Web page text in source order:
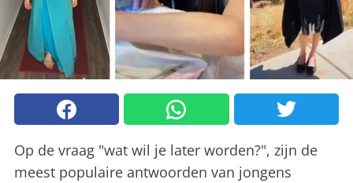
Op de vraag "wat wil je later worden?", zijn de
meest populaire antwoorden van jongens